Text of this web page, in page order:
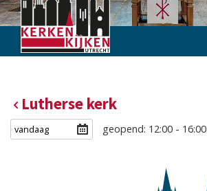
Lutherse kerk
geopend: 12:00 - 16:00